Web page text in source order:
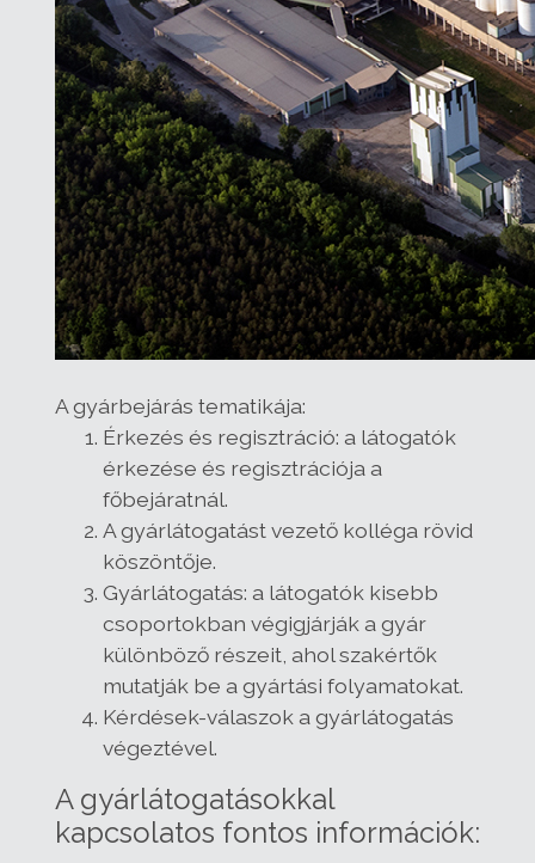
A gyárbejárás tematikája:
Érkezés és regisztráció: a látogatók
érkezése és regisztrációja a
főbejáratnál.
A gyárlátogatást vezető kolléga rövid
köszöntője.
Gyárlátogatás: a látogatók kisebb
csoportokban végigjárják a gyár
különböző részeit, ahol szakértők
mutatják be a gyártási folyamatokat.
Kérdések-válaszok a gyárlátogatás
végeztével.
A gyárlátogatásokkal
kapcsolatos fontos információk: